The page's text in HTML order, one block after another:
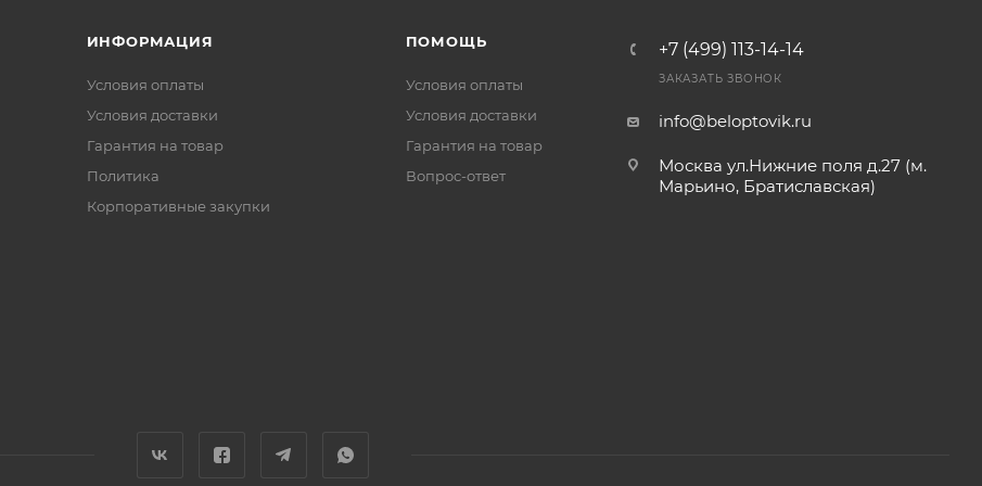
ИНФОРМАЦИЯ
Условия оплаты
Условия доставки
Гарантия на товар
Политика
Корпоративные закупки
ПОМОЩЬ
Условия оплаты
Условия доставки
Гарантия на товар
Вопрос-ответ
+7 (499) 113-14-14
ЗАКАЗАТЬ ЗВОНОК
info@beloptovik.ru
Москва ул.Нижние поля д.27 (м.
Марьино, Братиславская)